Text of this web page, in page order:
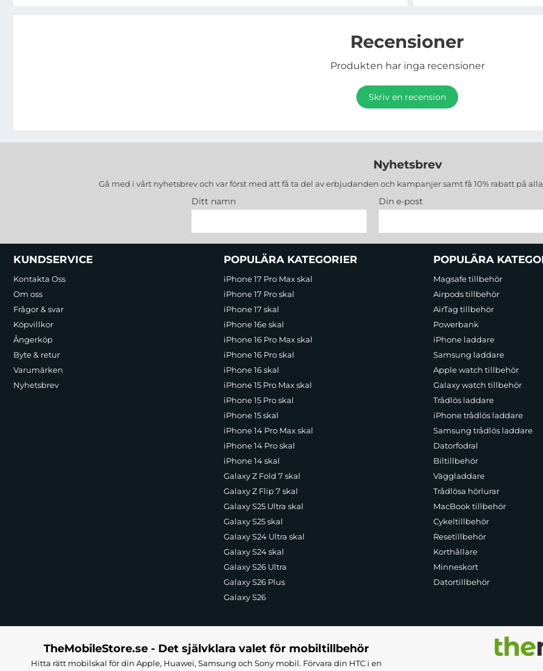
Recensioner
Produkten har inga recensioner
Skriv en recension
Nyhetsbrev
Gå med i vårt nyhetsbrev och var först med att få ta del av erbjudanden och kampanjer samt få 10% rabatt på
Ditt namn Din e-post
Sidfot Blandad info och länkar
KUNDSERVICE
Kontakta Oss
Om oss
Frågor & svar
Köpvillkor
Ångerköp
Byte & retur
Varumärken
Nyhetsbrev
POPULÄRA KATEGORIER
iPhone 17 Pro Max skal
iPhone 17 Pro skal
iPhone 17 skal
iPhone 16e skal
iPhone 16 Pro Max skal
iPhone 16 Pro skal
iPhone 16 skal
iPhone 15 Pro Max skal
iPhone 15 Pro skal
iPhone 15 skal
iPhone 14 Pro Max skal
iPhone 14 Pro skal
iPhone 14 skal
Galaxy Z Fold 7 skal
Galaxy Z Flip 7 skal
Galaxy S25 Ultra skal
Galaxy S25 skal
Galaxy S24 Ultra skal
Galaxy S24 skal
Galaxy S26 Ultra
Galaxy S26 Plus
Galaxy S26
POPULÄRA
Magsafe tillbehör
Airpods tillbehör
AirTag tillbehör
Powerbank
iPhone laddare
Samsung laddare
Apple watch tillbehör
Galaxy watch tillbehör
Trådlös laddare
iPhone trådlös laddare
Samsung trådlös laddare
Datorfodral
Biltillbehör
Väggladdare
Trådlösa hörlurar
MacBook tillbehör
Cykeltillbehör
Resetillbehör
Korthållare
Minneskort
Datortillbehör
TheMobileStore.se - Det självklara valet för mobiltillbehör
Hitta rätt mobilskal för din Apple, Huawei, Samsung och Sony mobil. Förvara din HTC i en